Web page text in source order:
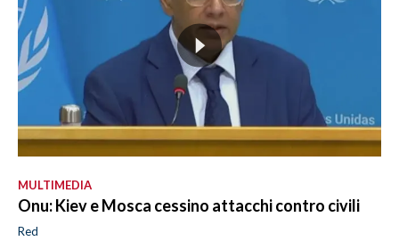
MULTIMEDIA
Onu: Kiev e Mosca cessino attacchi contro civili
Red